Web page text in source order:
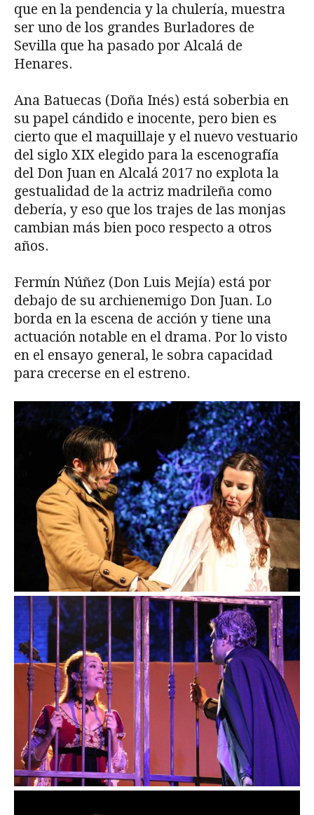
que en la pendencia y la chulería, muestra
ser uno de los grandes Burladores de
Sevilla que ha pasado por Alcalá de
Henares.
Ana Batuecas (Doña Inés) está soberbia en
su papel cándido e inocente, pero bien es
cierto que el maquillaje y el nuevo vestuario
del siglo XIX elegido para la escenografía
del Don Juan en Alcalá 2017 no explota la
gestualidad de la actriz madrileña como
debería, y eso que los trajes de las monjas
cambian más bien poco respecto a otros
años.
Fermín Núñez (Don Luis Mejía) está por
debajo de su archienemigo Don Juan. Lo
borda en la escena de acción y tiene una
actuación notable en el drama. Por lo visto
en el ensayo general, le sobra capacidad
para crecerse en el estreno.